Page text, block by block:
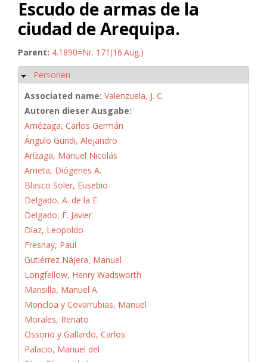
Escudo de armas de la
ciudad de Arequipa.
Parent: 4.1890=Nr. 171(16.Aug.)
Ausblenden
Personen
Associated name: Valenzuela, J. C.
Autoren dieser Ausgabe:
Amézaga, Carlos Germán
Ángulo Guridi, Alejandro
Arízaga, Manuel Nicolás
Arrieta, Diógenes A.
Blasco Soler, Eusebio
Delgado, A. de la E.
Delgado, F. Javier
Díaz, Leopoldo
Fresnay, Paul
Gutiérrez Nájera, Manuel
Longfellow, Henry Wadsworth
Mansilla, Manuel A.
Moncloa y Covarrubias, Manuel
Morales, Renato
Ossorio y Gallardo, Carlos
Palacio, Manuel del